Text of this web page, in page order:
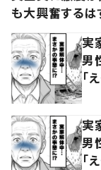
も大興奮するはず
実
男
「
実
男
「